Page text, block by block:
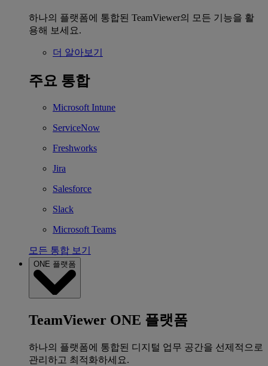
하나의 플랫폼에 통합된 TeamViewer의 모든 기능을 활
용해 보세요.
더 알아보기
주요 통합
Microsoft Intune
ServiceNow
Freshworks
Jira
Salesforce
Slack
Microsoft Teams
모든 통합 보기
ONE 플랫폼
TeamViewer ONE 플랫폼
하나의 플랫폼에 통합된 디지털 업무 공간을 선제적으로
관리하고 최적화하세요.